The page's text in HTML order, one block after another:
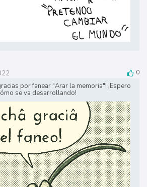
0
por fanear "Arar la memoria"! ¡Espero
se va desarrollando!